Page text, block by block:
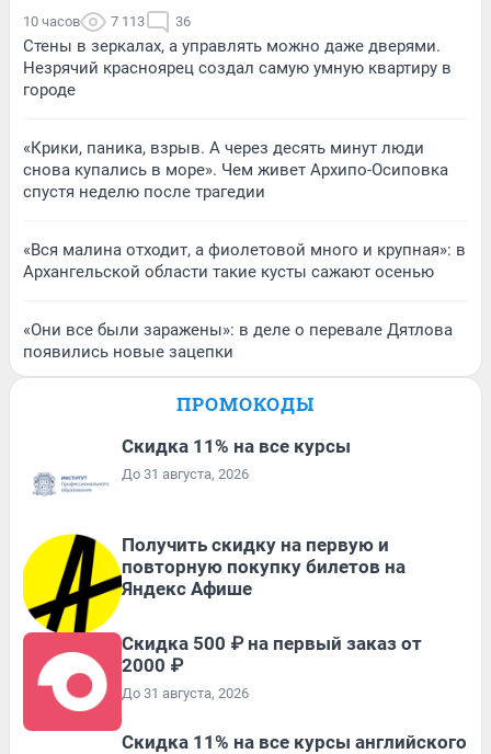
10 часов 7 113 36
Стены в зеркалах, а управлять можно даже дверями.
Незрячий красноярец создал самую умную квартиру в
городе
«Крики, паника, взрыв. А через десять минут люди
снова купались в море». Чем живет Архипо-Осиповка
спустя неделю после трагедии
«Вся малина отходит, а фиолетовой много и крупная»: в
Архангельской области такие кусты сажают осенью
«Они все были заражены»: в деле о перевале Дятлова
появились новые зацепки
ПРОМОКОДЫ
Скидка 11% на все курсы
До 31 августа, 2026
Получить скидку на первую и
повторную покупку билетов на
Яндекс Афише
Скидка 500 ₽ на первый заказ от
2000 ₽
До 31 августа, 2026
Скидка 11% на все курсы английского